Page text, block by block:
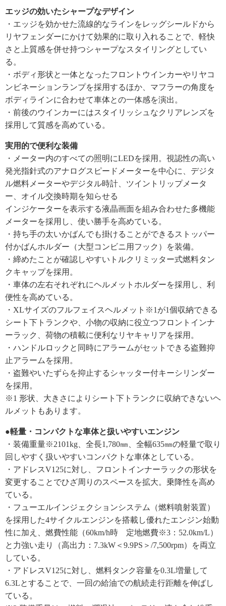
エッジの効いたシャープなデザイン
・エッジを効かせた流線的なラインをレッグシールドから
リヤフェンダーにかけて効果的に取り入れることで、軽快
さと上質感を併せ持つシャープなスタイリングとしてい
る。
・ボディ形状と一体となったフロントウインカーやリヤコ
ンビネーションランプを採用するほか、マフラーの角度を
ボディラインに合わせて車体との一体感を演出。
・前後のウインカーにはスタイリッシュなクリアレンズを
採用して質感を高めている。
実用的で便利な装備
・メーター内のすべての照明にLEDを採用。視認性の高い
発光指針式のアナログスピードメーターを中心に、デジタ
ル燃料メーターやデジタル時計、ツイントリップメータ
ー、オイル交換時期を知らせる
インジケーターを表示する液晶画面を組み合わせた多機能
メーターを採用し、使い勝手を高めている。
・持ち手の太いかばんでも掛けることができるストッパー
付かばんホルダー（大型コンビニ用フック）を装備。
・締めたことが確認しやすいトルクリミッター式燃料タン
クキャップを採用。
・車体の左右それぞれにヘルメットホルダーを採用し、利
便性を高めている。
・XLサイズのフルフェイスヘルメット※1が1個収納できる
シート下トランクや、小物の収納に役立つフロントインナ
ーラック、荷物の積載に便利なリヤキャリアを採用。
・ハンドルロックと同時にアラームがセットできる盗難抑
止アラームを採用。
・盗難やいたずらを抑止するシャッター付キーシリンダー
を採用。
※1 形状、大きさによりシート下トランクに収納できないヘ
ルメットもあります。
●軽量・コンパクトな車体と扱いやすいエンジン
・装備重量※2101kg、全長1,780㎜、全幅635㎜の軽量で取り
回しやすく扱いやすいコンパクトな車体としている。
・アドレスV125に対し、フロントインナーラックの形状を
変更することでひざ周りのスペースを拡大。乗降性を高め
ている。
・フューエルインジェクションシステム（燃料噴射装置）
を採用した4サイクルエンジンを搭載し優れたエンジン始動
性に加え、燃費性能（60km/h時 定地燃費※3：52.0km/L）
と力強い走り（高出力：7.3kW＜9.9PS＞/7,500rpm）を両立
している。
・アドレスV125に対し、燃料タンク容量を0.3L増量して
6.3Lとすることで、一回の給油での航続走行距離を伸ばし
ている。